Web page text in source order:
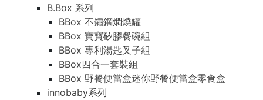
B.Box 系列
BBox 不鏽鋼燜燒罐
BBox 寶寶矽膠餐碗組
BBox 專利湯匙叉子組
BBox四合一套裝組
BBox 野餐便當盒迷你野餐便當盒零食盒
innobaby系列